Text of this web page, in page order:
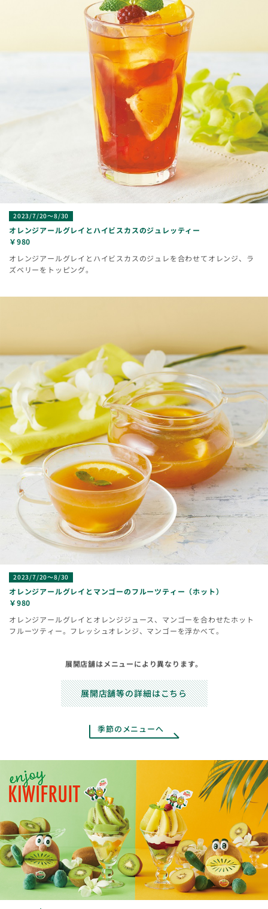
2023/7/20～8/30
オレンジアールグレイとハイビスカスのジュレッティー
￥980
オレンジアールグレイとハイビスカスのジュレを合わせてオレンジ、ラ
ズベリーをトッピング。
2023/7/20～8/30
オレンジアールグレイとマンゴーのフルーツティー（ホット）
￥980
オレンジアールグレイとオレンジジュース、マンゴーを合わせたホット
フルーツティー。フレッシュオレンジ、マンゴーを浮かべて。
展開店舗はメニューにより異なります。
展開店舗等の詳細はこちら
季節のメニューへ